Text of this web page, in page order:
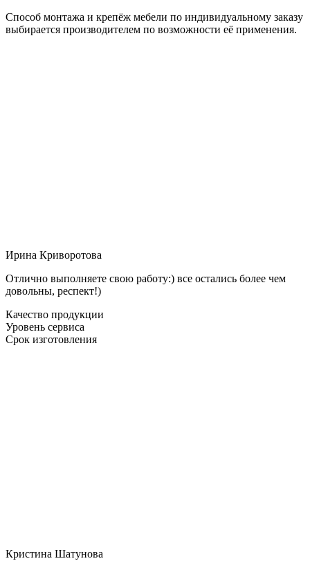
Способ монтажа и крепёж мебели по индивидуальному заказу
выбирается производителем по возможности её применения.
Ирина Криворотова
Отлично выполняете свою работу:) все остались более чем
довольны, респект!)
Качество продукции
Уровень сервиса
Срок изготовления
Кристина Шатунова